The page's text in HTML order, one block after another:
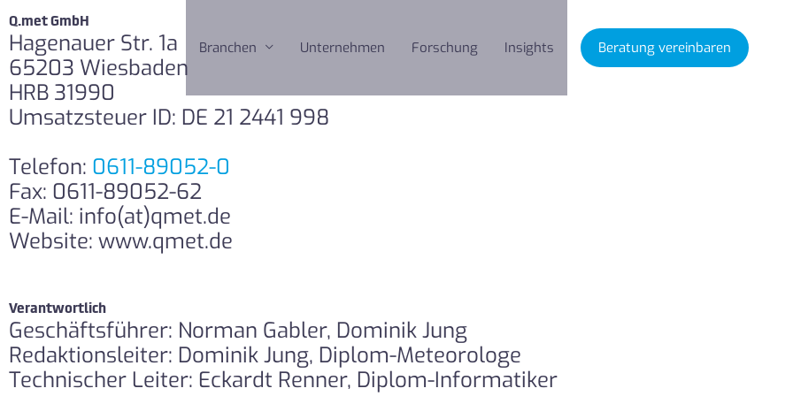
Branchen Unternehmen Forschung Insights Beratung vereinbaren
Q.met GmbH
Hagenauer Str. 1a
65203 Wiesbaden
HRB 31990
Umsatzsteuer ID: DE 21 2441 998
Telefon: 0611-89052-0
Fax: 0611-89052-62
E-Mail: info(at)qmet.de
Website: www.qmet.de
Verantwortlich
Geschäftsführer: Norman Gabler, Dominik Jung
Redaktionsleiter: Dominik Jung, Diplom-Meteorologe
Technischer Leiter: Eckardt Renner, Diplom-Informatiker